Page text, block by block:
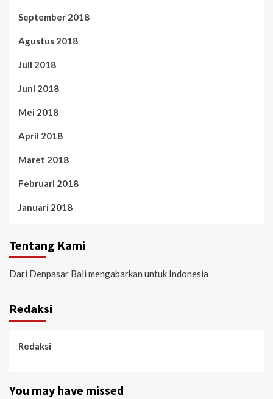
September 2018
Agustus 2018
Juli 2018
Juni 2018
Mei 2018
April 2018
Maret 2018
Februari 2018
Januari 2018
Tentang Kami
Dari Denpasar Bali mengabarkan untuk Indonesia
Redaksi
Redaksi
You may have missed